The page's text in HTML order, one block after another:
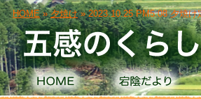
HOME»夕焼け» 2023.10.25 PM5:08 夕焼